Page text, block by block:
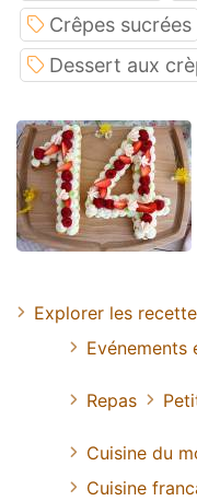
Crêpes sucrées
Dessert aux
Explorer les
Evénements
Repas
Cuisine du
Cuisine